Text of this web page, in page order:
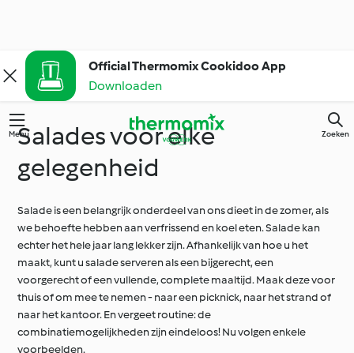
Official Thermomix Cookidoo App
Downloaden
Menu Zoeken
Salades voor elke
gelegenheid
Salade is een belangrijk onderdeel van ons dieet in de zomer, als
we behoefte hebben aan verfrissend en koel eten. Salade kan
echter het hele jaar lang lekker zijn. Afhankelijk van hoe u het
maakt, kunt u salade serveren als een bijgerecht, een
voorgerecht of een vullende, complete maaltijd. Maak deze voor
thuis of om mee te nemen - naar een picknick, naar het strand of
naar het kantoor. En vergeet routine: de
combinatiemogelijkheden zijn eindeloos! Nu volgen enkele
voorbeelden.